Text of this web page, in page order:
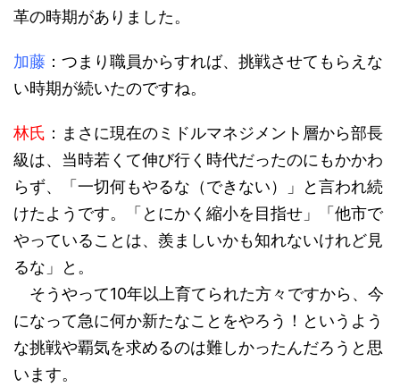
革の時期がありました。
加藤 ：つまり職員からすれば、挑戦させてもらえな
い時期が続いたのですね。
林氏 ：まさに現在のミドルマネジメント層から部長
級は、当時若くて伸び行く時代だったのにもかかわ
らず、「一切何もやるな（できない）」と言われ続
けたようです。「とにかく縮小を目指せ」「他市で
やっていることは、羨ましいかも知れないけれど見
るな」と。
そうやって10年以上育てられた方々ですから、今
になって急に何か新たなことをやろう！というよう
な挑戦や覇気を求めるのは難しかったんだろうと思
います。